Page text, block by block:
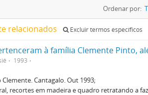
Ordenar por:
relacionados Excluir termos específicos
1993
Clemente. Cantagalo. Out 1993;
recortes em madeira e quadro retratando a